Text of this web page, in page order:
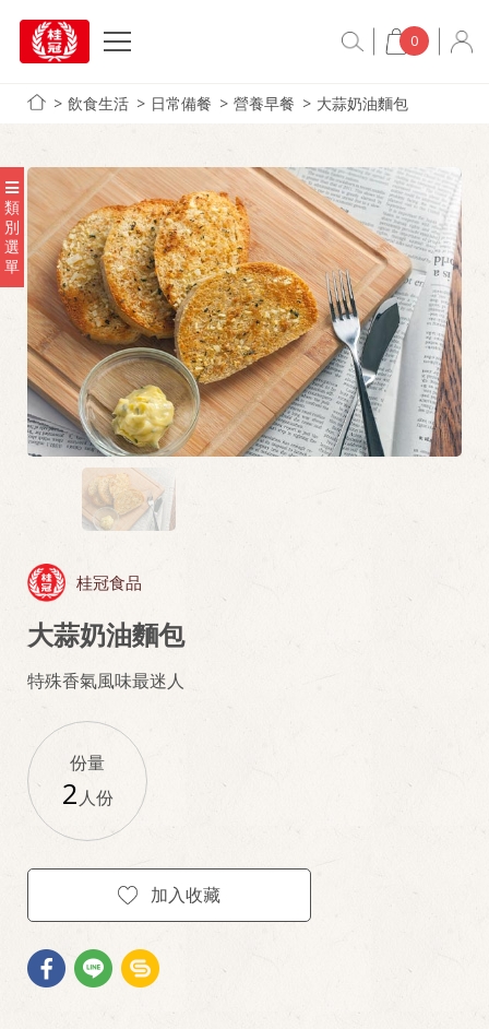
0
飲食生活 日常備餐 營養早餐 大蒜奶油麵包
類
別
選
單
桂冠食品
大蒜奶油麵包
特殊香氣風味最迷人
份量
2人份
加入收藏